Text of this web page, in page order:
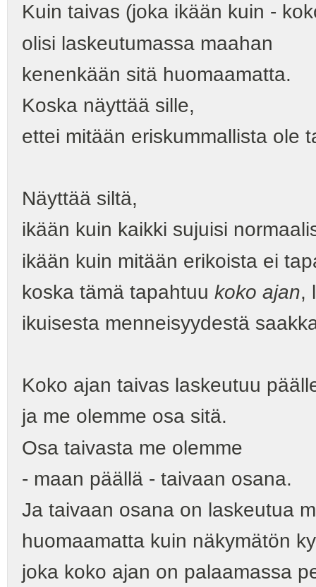
Kuin taivas (joka ikään kuin -
olisi laskeutumassa maahan
kenenkään sitä huomaamatta.
Koska näyttää sille,
ettei mitään eriskummallista ole
Näyttää siltä,
ikään kuin kaikki sujuisi
ikään kuin mitään erikoista ei
koska tämä tapahtuu koko ajan,
ikuisesta menneisyydestä
Koko ajan taivas laskeutuu
ja me olemme osa sitä.
Osa taivasta me olemme
- maan päällä - taivaan osana.
Ja taivaan osana on laskeutua
huomaamatta kuin näkymätön
joka koko ajan on palaamassa